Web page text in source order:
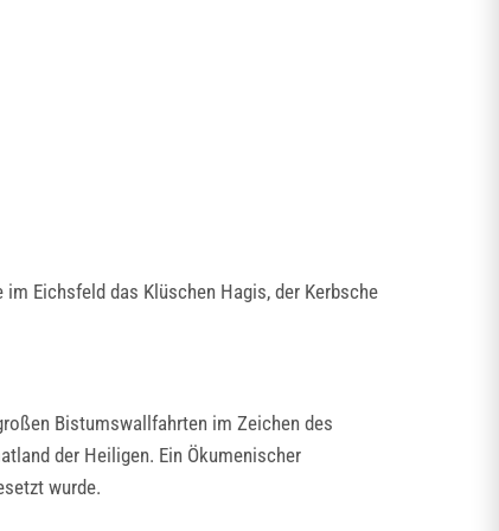
Eichsfeld das Klüschen Hagis, der Kerbsche
Bistumswallfahrten im Zeichen des
der Heiligen. Ein Ökumenischer
wurde.